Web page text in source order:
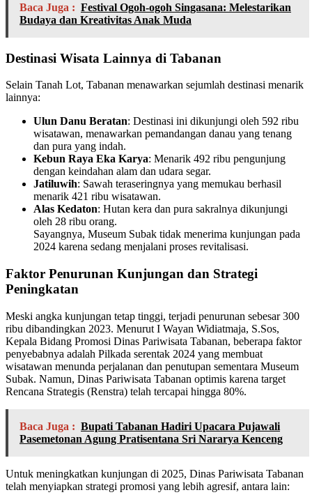
Baca Juga : Festival Ogoh-ogoh Singasana: Melestarikan
Budaya dan Kreativitas Anak Muda
Destinasi Wisata Lainnya di Tabanan
Selain Tanah Lot, Tabanan menawarkan sejumlah destinasi menarik
lainnya:
Ulun Danu Beratan: Destinasi ini dikunjungi oleh 592 ribu
wisatawan, menawarkan pemandangan danau yang tenang
dan pura yang indah.
Kebun Raya Eka Karya: Menarik 492 ribu pengunjung
dengan keindahan alam dan udara segar.
Jatiluwih: Sawah teraseringnya yang memukau berhasil
menarik 421 ribu wisatawan.
Alas Kedaton: Hutan kera dan pura sakralnya dikunjungi
oleh 28 ribu orang.
Sayangnya, Museum Subak tidak menerima kunjungan pada
2024 karena sedang menjalani proses revitalisasi.
Faktor Penurunan Kunjungan dan Strategi
Peningkatan
Meski angka kunjungan tetap tinggi, terjadi penurunan sebesar 300
ribu dibandingkan 2023. Menurut I Wayan Widiatmaja, S.Sos,
Kepala Bidang Promosi Dinas Pariwisata Tabanan, beberapa faktor
penyebabnya adalah Pilkada serentak 2024 yang membuat
wisatawan menunda perjalanan dan penutupan sementara Museum
Subak. Namun, Dinas Pariwisata Tabanan optimis karena target
Rencana Strategis (Renstra) telah tercapai hingga 80%.
Baca Juga : Bupati Tabanan Hadiri Upacara Pujawali
Pasemetonan Agung Pratisentana Sri Nararya Kenceng
Untuk meningkatkan kunjungan di 2025, Dinas Pariwisata Tabanan
telah menyiapkan strategi promosi yang lebih agresif, antara lain: